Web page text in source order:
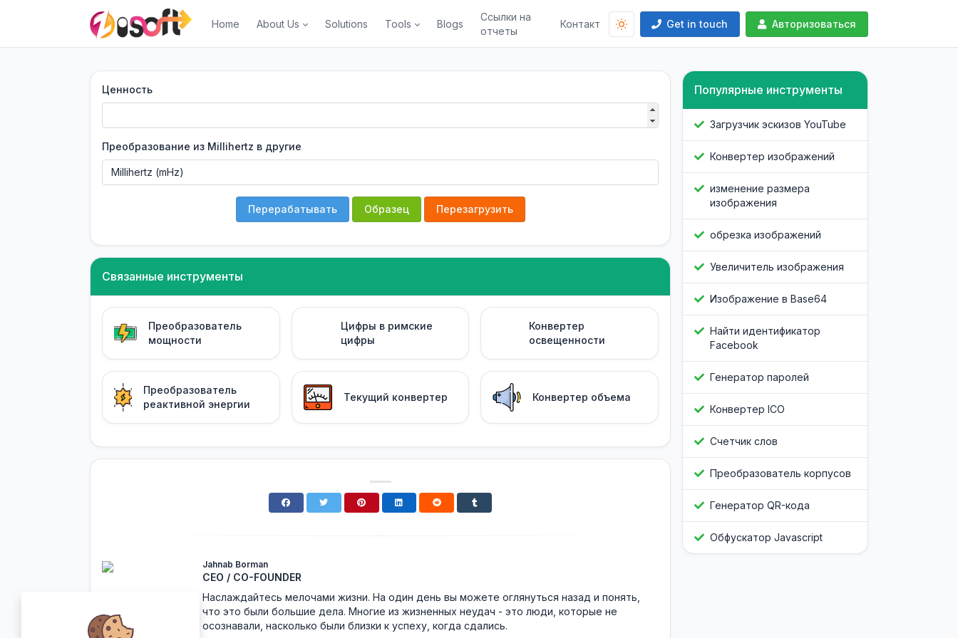
Get in touch Авторизоваться
Home About Us Solutions Tools Blogs
Ссылки на
отчеты
Контакт
Ценность
Преобразование из Millihertz в другие
Перерабатывать Образец Перезагрузить
Связанные инструменты
Преобразователь
мощности
Цифры в римские
цифры
Конвертер
освещенности
Преобразователь
реактивной энергии
Текущий конвертер Конвертер объема
Jahnab Borman
CEO / CO-FOUNDER
Наслаждайтесь мелочами жизни. На один день вы можете оглянуться назад и понять,
что это были большие дела. Многие из жизненных неудач - это люди, которые не
осознавали, насколько были близки к успеху, когда сдались.
Популярные инструменты
Загрузчик эскизов YouTube
Конвертер изображений
изменение размера
изображения
обрезка изображений
Увеличитель изображения
Изображение в Base64
Найти идентификатор
Facebook
Генератор паролей
Конвертер ICO
Счетчик слов
Преобразователь корпусов
Генератор QR-кода
Обфускатор Javascript